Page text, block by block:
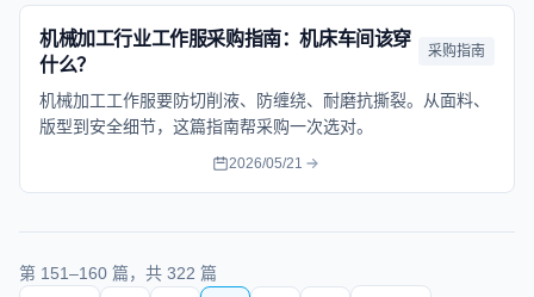
机械加工行业工作服采购指南：机床车间该穿
什么？
采购指南
机械加工工作服要防切削液、防缠绕、耐磨抗撕裂。从面料、
版型到安全细节，这篇指南帮采购一次选对。
2026/05/21
第 151–160 篇，共 322 篇